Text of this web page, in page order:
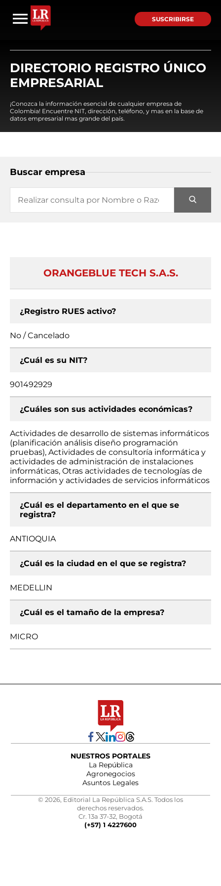
SUSCRIBIRSE
DIRECTORIO REGISTRO ÚNICO
EMPRESARIAL
¡Conozca la información esencial de cualquier empresa de
Colombia! Encuentre NIT, dirección, teléfono, y mas en la base de
datos empresarial mas grande del país.
Buscar empresa
ORANGEBLUE TECH S.A.S.
¿Registro RUES activo?
No / Cancelado
¿Cuál es su NIT?
901492929
¿Cuáles son sus actividades económicas?
Actividades de desarrollo de sistemas informáticos
(planificación análisis diseño programación
pruebas), Actividades de consultoría informática y
actividades de administración de instalaciones
informáticas, Otras actividades de tecnologías de
información y actividades de servicios informáticos
¿Cuál es el departamento en el que se
registra?
ANTIOQUIA
¿Cuál es la ciudad en el que se registra?
MEDELLIN
¿Cuál es el tamaño de la empresa?
MICRO
NUESTROS PORTALES
La República
Agronegocios
Asuntos Legales
© 2026, Editorial La República S.A.S. Todos los
derechos reservados.
Cr. 13a 37-32, Bogotá
(+57) 1 4227600